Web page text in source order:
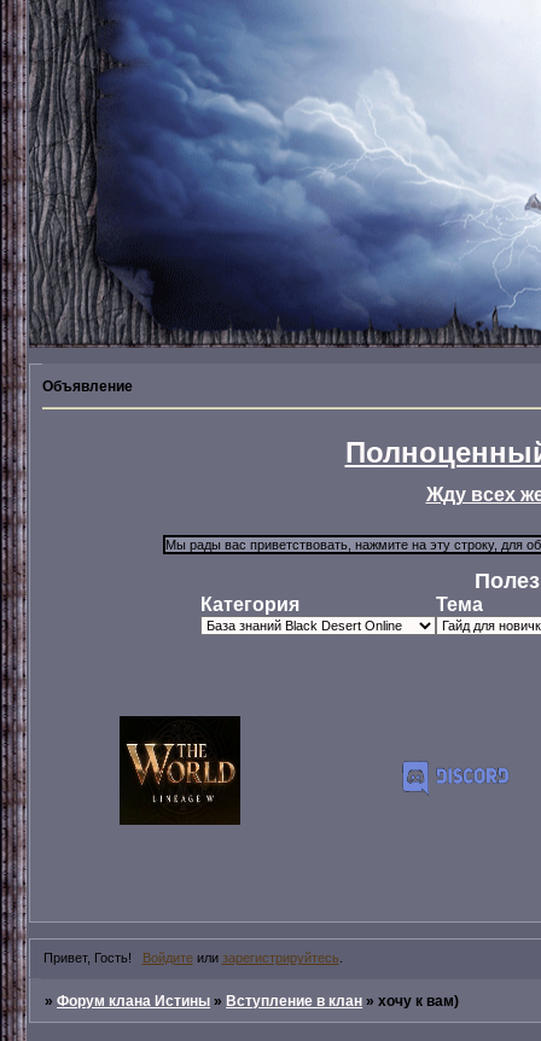
Объявление
Жду всех
Категория Тема
Привет, Гость! Войдитеили зарегистрируйтесь
»Форум клана Истины »Вступление в клан »хочу к вам)